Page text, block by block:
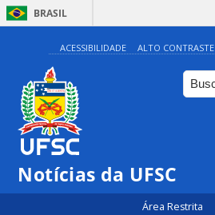
BRASIL
ACESSIBILIDADE ALTO CONTRASTE
Notícias da UFSC
Área Restrita